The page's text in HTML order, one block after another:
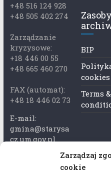
Zarządzaj
cookie
+48 516 124 928
+48 505 402 274
Zarządzanie
kryzysowe:
+18 446 00 55
+48 665 460 270
FAX (automat):
+48 18 446 02 73
E-mail:
gmina@starysa
cz.um.gov.pl
Adres skrzynki
Zasoby
BIP
cookies
Terms &